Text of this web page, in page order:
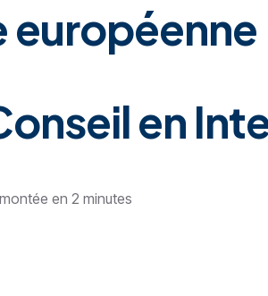
en
en 2 minutes